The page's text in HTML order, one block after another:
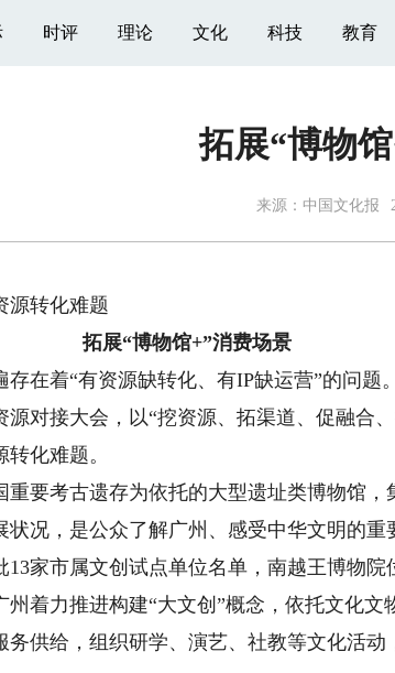
时评 理论 文化 科技 教育
拓展“博物
来源： 中国文化报
转化难题
拓展“博物馆+”消费场景
着“有资源缺转化、有IP缺运营”的问题
源对接大会，以“挖资源、拓渠道、促融合
化难题。
要考古遗存为依托的大型遗址类博物馆，
况，是公众了解广州、感受中华文明的重
家市属文创试点单位名单，南越王博物
着力推进构建“大文创”概念，依托文化文
供给，组织研学、演艺、社教等文化活动